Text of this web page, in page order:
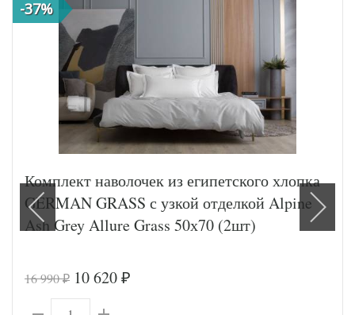
-37%
Комплект наволочек из египетского хлопка
GERMAN GRASS с узкой отделкой Alpine
Ash Grey Allure Grass 50х70 (2шт)
16 990₽ 10 620 ₽